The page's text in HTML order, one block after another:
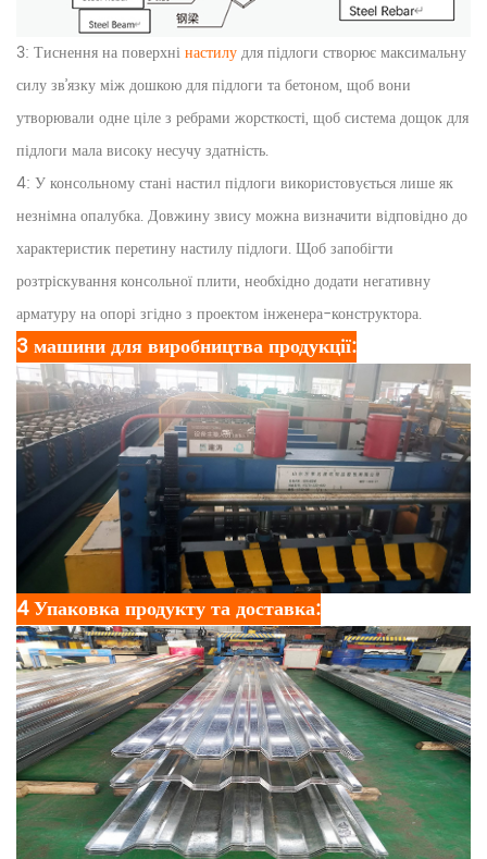
3: Тиснення на поверхнінастилудля підлоги створює максимальну
силу зв’язку між дошкою для підлоги та бетоном, щоб вони
утворювали одне ціле з ребрами жорсткості, щоб система дощок для
підлоги мала високу несучу здатність.
4: У консольному стані настил підлоги використовується лише як
незнімна опалубка. Довжину звису можна визначити відповідно до
характеристик перетину настилу підлоги. Щоб запобігти
розтріскування консольної плити, необхідно додати негативну
арматуру на опорі згідно з проектом інженера-конструктора.
3 машини для виробництва продукції:
4 Упаковка продукту та доставка: